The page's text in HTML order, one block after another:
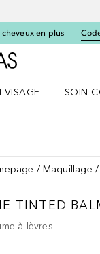
en plus
Vers l'accueil
VISAGE
SOIN
Maquillage
TINTED
à lèvres